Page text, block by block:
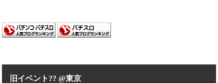
旧イベント?? @東京